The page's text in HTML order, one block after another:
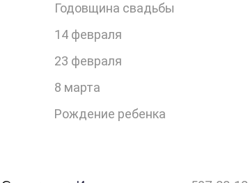
Годовщина свадьбы
14 февраля
23 февраля
8 марта
Рождение ребенка